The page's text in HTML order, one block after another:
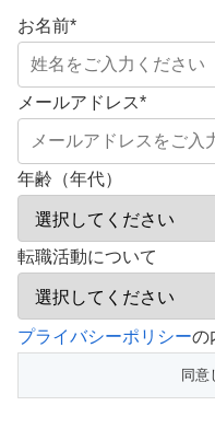
お名前*
メールアドレス*
年齢（年代）
転職活動について
こ
フ
プライバシーポリシーの